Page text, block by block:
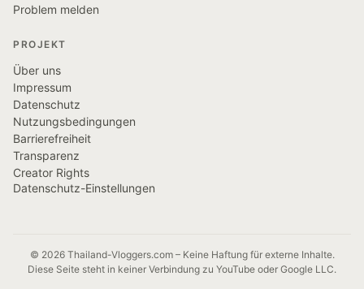
Problem melden
PROJEKT
Über uns
Impressum
Datenschutz
Nutzungsbedingungen
Barrierefreiheit
Transparenz
Creator Rights
Datenschutz-Einstellungen
© 2026 Thailand-Vloggers.com – Keine Haftung für externe Inhalte.
Diese Seite steht in keiner Verbindung zu YouTube oder Google LLC.